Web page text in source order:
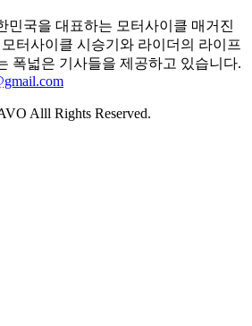
민국을 대표하는 모터사이클 매거진
터사이클 시승기와 라이더의 라이프
폭넓은 기사들을 제공하고 있습니다.
Alll Rights Reserved.